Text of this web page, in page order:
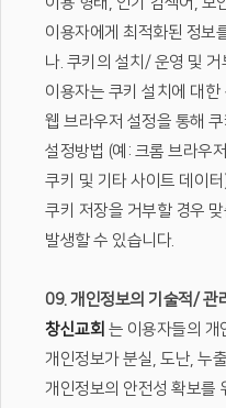
이용자에게 최적화된 정보
나. 쿠키의 설치/ 운영 및 거
이용자는 쿠키 설치에 대한
웹 브라우저 설정을 통해
설정방법 (예: 크롬 브라
쿠키 및 기타 사이트 데이
쿠키 저장을 거부할 경우
발생할 수 있습니다.
09. 개인정보의 기술적/ 관
창신교회 는 이용자들의 개
개인정보가 분실, 도난, 누
개인정보의 안전성 확보를